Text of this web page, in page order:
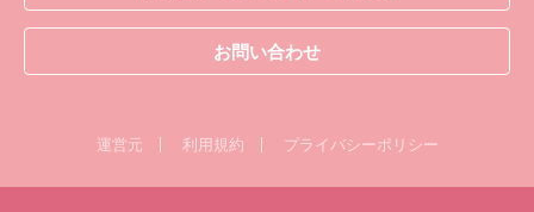
お問い合わせ
運営元 利用規約 プライバシーポリシー